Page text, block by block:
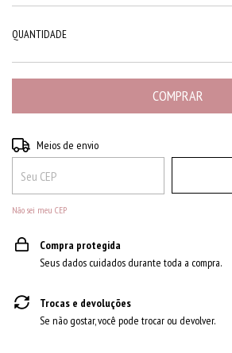
QUANTIDADE
Entregas para o CEP:
Meios de envio
Não sei meu CEP
Compra protegida
Seus dados cuidados durante toda a compra.
Trocas e devoluções
Se não gostar, você pode trocar ou devolver.